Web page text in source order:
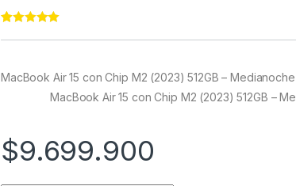
ratings
MacBook Air 15 con Chip M2 (2023) 512GB – Medianoche
MacBook Air 15 con Chip M2 (2023) 512GB –
$9.699.900